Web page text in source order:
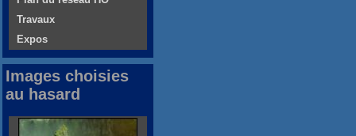
Travaux
Expos
Images choisies
au hasard